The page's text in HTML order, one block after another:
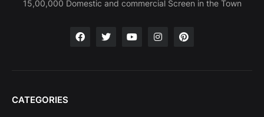
15,00,000 Domestic and commercial Screen in the Town
CATEGORIES